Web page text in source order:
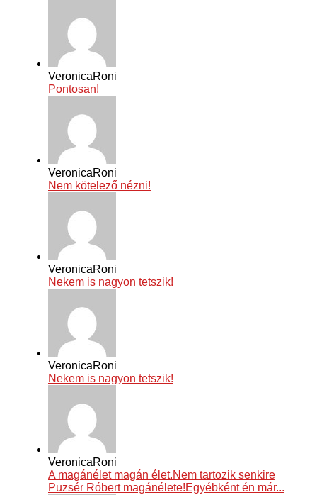
VeronicaRoni
Pontosan!
VeronicaRoni
Nem kötelező nézni!
VeronicaRoni
Nekem is nagyon tetszik!
VeronicaRoni
Nekem is nagyon tetszik!
VeronicaRoni
A magánélet magán élet.Nem tartozik senkire
Puzsér Róbert magánélete!Egyébként én már...